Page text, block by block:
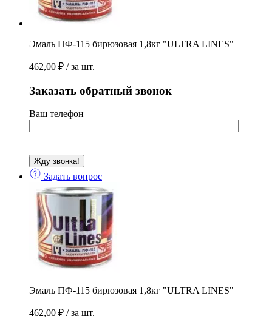
Эмаль ПФ-115 бирюзовая 1,8кг "ULTRA LINES"
462,00 ₽ / за шт.
Заказать обратный звонок
Ваш телефон
Задать вопрос
Эмаль ПФ-115 бирюзовая 1,8кг "ULTRA LINES"
462,00 ₽ / за шт.